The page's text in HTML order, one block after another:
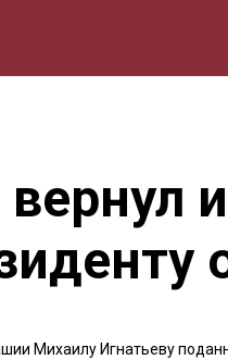
Михаилу Игнатьеву